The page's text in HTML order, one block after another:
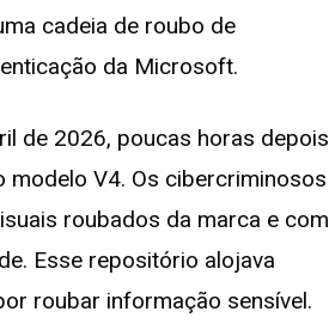
cadeia de roubo de
da Microsoft.
de 2026, poucas horas depois
modelo V4. Os cibercriminosos
roubados da marca e com
Esse repositório alojava
roubar informação sensível.